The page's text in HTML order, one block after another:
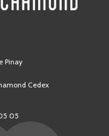
Pinay
Cedex
05